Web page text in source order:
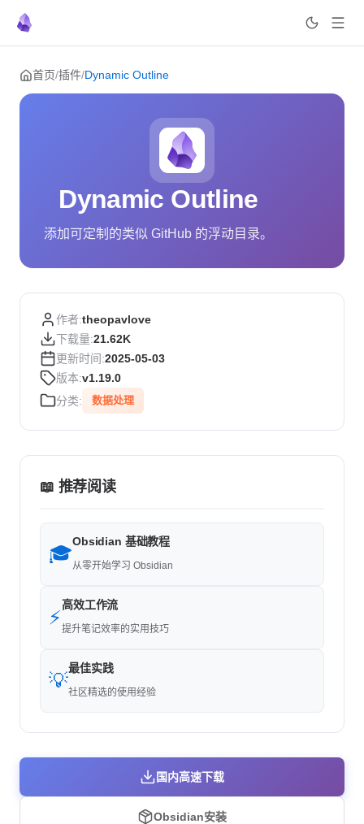
Skip to content
首页/插件/Dynamic Outline
Dynamic Outline
添加可定制的类似 GitHub 的浮动目录。
作者:theopavlove
下载量:21.62K
更新时间:2025-05-03
版本:v1.19.0
分类:
数据处理
📖 推荐阅读
🎓
Obsidian 基础教程
从零开始学习 Obsidian
⚡
高效工作流
提升笔记效率的实用技巧
💡
最佳实践
社区精选的使用经验
国内高速下载
Obsidian安装